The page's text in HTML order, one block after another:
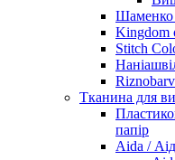
Шаменко
Kingdom
Stitch
Тканина для
папір
Aida /